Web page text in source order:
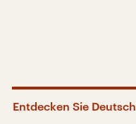
Entdecken Sie